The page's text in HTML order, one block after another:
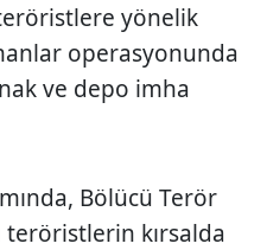
yönelik
operasyonunda
ve depo imha
Bölücü Terör
kırsalda